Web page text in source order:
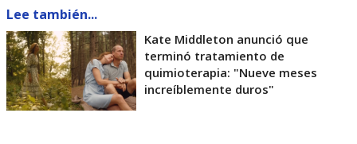
Lee también...
Kate Middleton anunció que
terminó tratamiento de
quimioterapia: "Nueve meses
increíblemente duros"